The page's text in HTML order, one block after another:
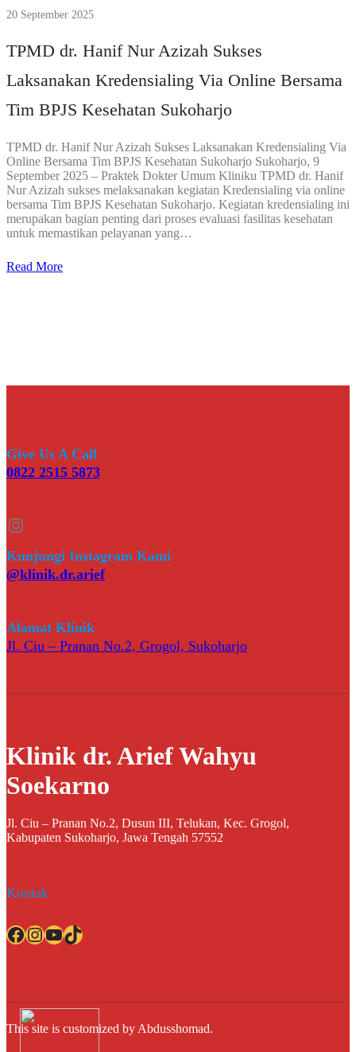
20 September 2025
TPMD dr. Hanif Nur Azizah Sukses
Laksanakan Kredensialing Via Online Bersama
Tim BPJS Kesehatan Sukoharjo
TPMD dr. Hanif Nur Azizah Sukses Laksanakan Kredensialing Via
Online Bersama Tim BPJS Kesehatan Sukoharjo Sukoharjo, 9
September 2025 – Praktek Dokter Umum Kliniku TPMD dr. Hanif
Nur Azizah sukses melaksanakan kegiatan Kredensialing via online
bersama Tim BPJS Kesehatan Sukoharjo. Kegiatan kredensialing ini
merupakan bagian penting dari proses evaluasi fasilitas kesehatan
untuk memastikan pelayanan yang…
Read More
Give Us A Call
0822 2515 5873
Instagram
Kunjungi Instagram Kami
@klinik.dr.arief
Alamat Klinik
Jl. Ciu – Pranan No.2, Grogol, Sukoharjo
Klinik dr. Arief Wahyu
Soekarno
Jl. Ciu – Pranan No.2, Dusun III, Telukan, Kec. Grogol,
Kabupaten Sukoharjo, Jawa Tengah 57552
Kontak
Facebook InstagramYouTube TikTok
This site is customized by Abdusshomad.